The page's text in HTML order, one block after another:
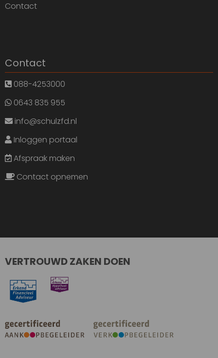
Contact
Contact
088-4253000
0643 835 955
info@schulzfd.nl
Inloggen portaal
Afspraak maken
Contact opnemen
VERTROUWD ZAKEN DOEN